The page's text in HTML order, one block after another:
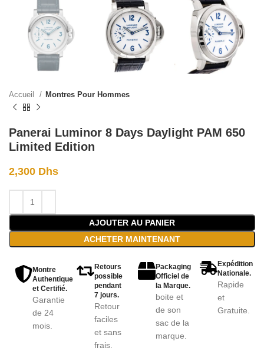
Accueil Montres Pour Hommes
Panerai Luminor 8 Days Daylight PAM 650
Limited Edition
2,300 Dhs
AJOUTER AU PANIER
ACHETER MAINTENANT
Montre
Authentique
et Certifié.
Garantie
de 24
mois.
Retours
possible
pendant
7 jours.
Retour
faciles
et sans
frais.
Packaging
Officiel de
la Marque.
boite et
de son
sac de la
marque.
Expédition
Nationale.
Rapide
et
Gratuite.